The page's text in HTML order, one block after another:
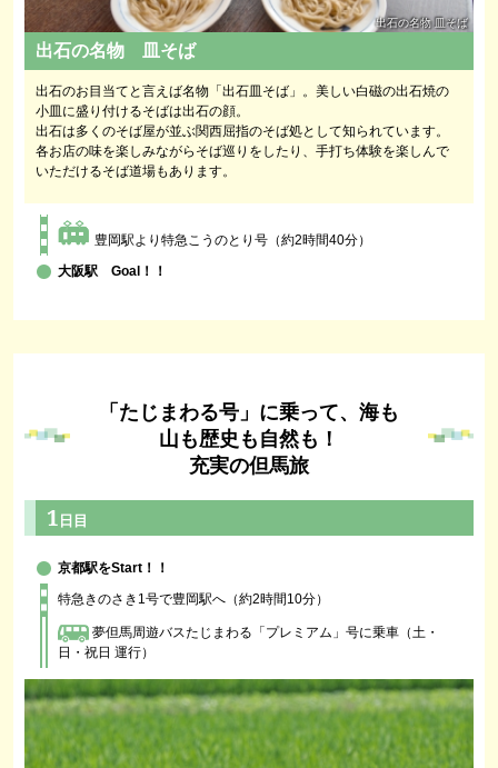
出石の名物 皿そば
出石の名物 皿そば
出石のお目当てと言えば名物「出石皿そば」。美しい白磁の出石焼の
小皿に盛り付けるそばは出石の顔。
出石は多くのそば屋が並ぶ関西屈指のそば処として知られています。
各お店の味を楽しみながらそば巡りをしたり、手打ち体験を楽しんで
いただけるそば道場もあります。
豊岡駅より特急こうのとり号（約2時間40分）
大阪駅 Goal！！
「たじまわる号」に乗って、海も
山も歴史も自然も！
充実の但馬旅
1日目
京都駅をStart！！
特急きのさき1号で豊岡駅へ（約2時間10分）
夢但馬周遊バスたじまわる「プレミアム」号に乗車 （土・
日・祝日 運行）